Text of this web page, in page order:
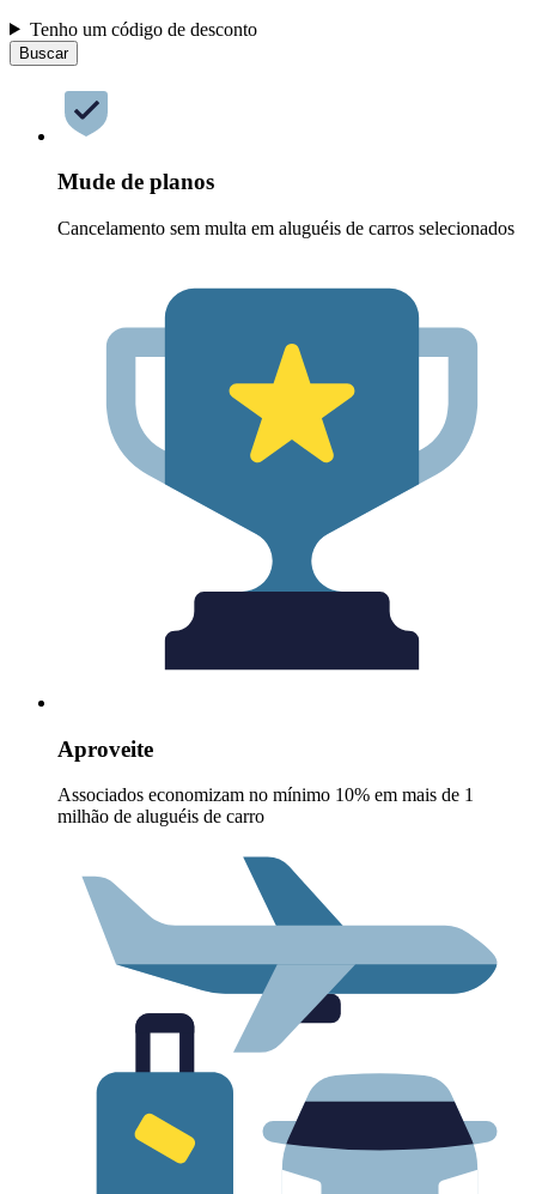
Tenho um código de desconto
Buscar
Mude de planos
Cancelamento sem multa em aluguéis de carros selecionados
Aproveite
Associados economizam no mínimo 10% em mais de 1
milhão de aluguéis de carro